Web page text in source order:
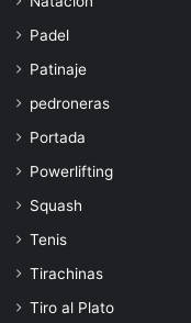
Padel
Patinaje
pedroneras
Portada
Powerlifting
Squash
Tenis
Tirachinas
Tiro al Plato